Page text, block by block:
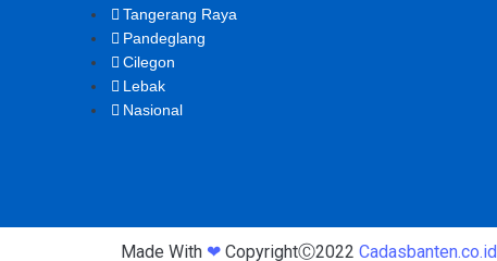
Tangerang Raya
Pandeglang
Cilegon
Lebak
Nasional
Made With ❤ CopyrightⒸ2022 Cadasbanten.co.id